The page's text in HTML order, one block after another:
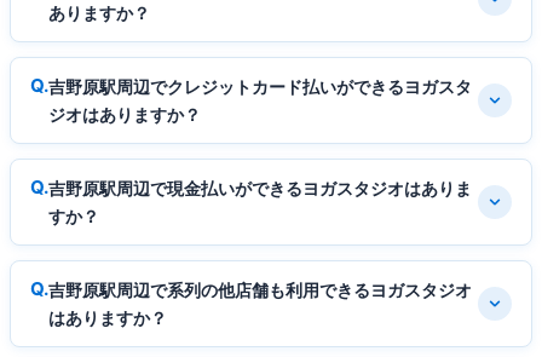
ありますか？
吉野原駅周辺でクレジットカード払いができるヨガスタ
ジオはありますか？
吉野原駅周辺で現金払いができるヨガスタジオはありま
すか？
吉野原駅周辺で系列の他店舗も利用できるヨガスタジオ
はありますか？